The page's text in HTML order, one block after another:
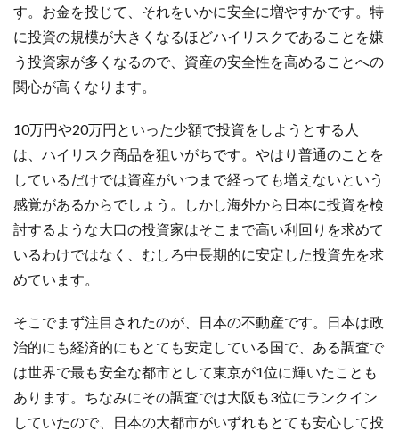
す。お金を投じて、それをいかに安全に増やすかです。特
に投資の規模が大きくなるほどハイリスクであることを嫌
う投資家が多くなるので、資産の安全性を高めることへの
関心が高くなります。
10万円や20万円といった少額で投資をしようとする人
は、ハイリスク商品を狙いがちです。やはり普通のことを
しているだけでは資産がいつまで経っても増えないという
感覚があるからでしょう。しかし海外から日本に投資を検
討するような大口の投資家はそこまで高い利回りを求めて
いるわけではなく、むしろ中長期的に安定した投資先を求
めています。
そこでまず注目されたのが、日本の不動産です。日本は政
治的にも経済的にもとても安定している国で、ある調査で
は世界で最も安全な都市として東京が1位に輝いたことも
あります。ちなみにその調査では大阪も3位にランクイン
していたので、日本の大都市がいずれもとても安心して投